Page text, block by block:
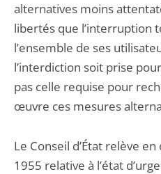
alternatives moins
libertés que l’interruption
l’ensemble de ses
l’interdiction soit prise
pas celle requise pour
œuvre ces mesures
Le Conseil d’État relève
1955 relative à l’état